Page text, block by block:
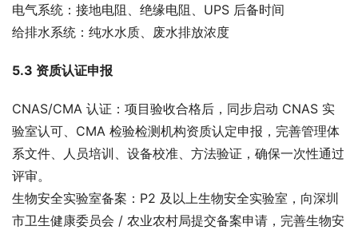
电气系统：接地电阻、绝缘电阻、UPS 后备时间
给排水系统：纯水水质、废水排放浓度
5.3 资质认证申报
CNAS/CMA 认证：项目验收合格后，同步启动 CNAS 实
验室认可、CMA 检验检测机构资质认定申报，完善管理体
系文件、人员培训、设备校准、方法验证，确保一次性通过
评审。
生物安全实验室备案：P2 及以上生物安全实验室，向深圳
市卫生健康委员会 / 农业农村局提交备案申请，完善生物安